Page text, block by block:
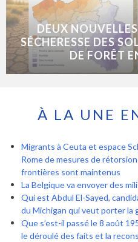
DEUX
SÉCHERESSE DES
DE FORÊT
À LA UNE
Migrants à Ceuta et espace
Rome de mesures de
frontières sont maintenus
La Belgique va envoyer des
Qui est Abdul El-Sayed,
du Michigan qui veut porter la
Que s’est-il passé le 8 août
le déroulé des faits et la